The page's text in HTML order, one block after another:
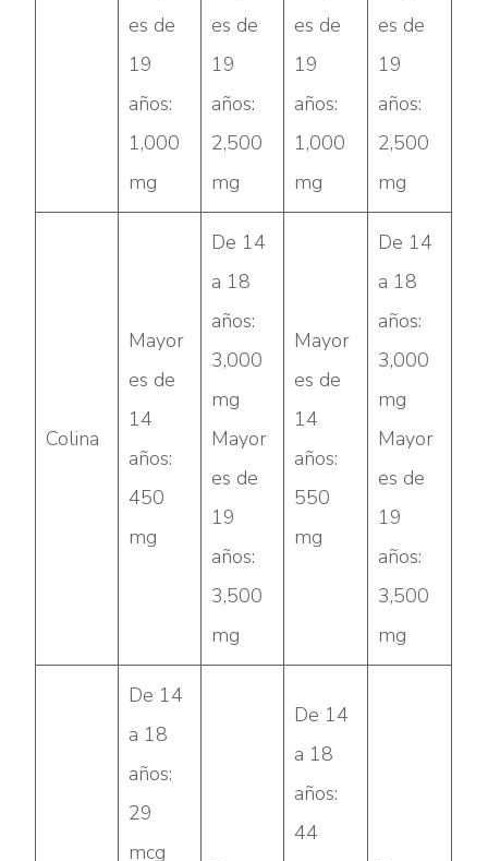
es de
19
años:
1,000
mg
es de
19
años:
2,500
mg
es de
19
años:
1,000
mg
es de
19
años:
2,500
mg
Colina
Mayor
es de
14
años:
450
mg
De 14
a 18
años:
3,000
mg
Mayor
es de
19
años:
3,500
mg
Mayor
es de
14
años:
550
mg
De 14
a 18
años:
3,000
mg
Mayor
es de
19
años:
3,500
mg
De 14
a 18
años:
29
mcg
De 14
a 18
años:
44